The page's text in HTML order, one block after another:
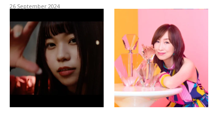
26 September 2024